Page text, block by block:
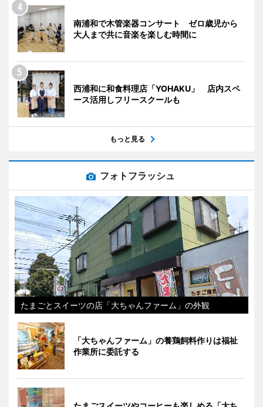
南浦和で木管楽器コンサート ゼロ歳児から
大人まで共に音楽を楽しむ時間に
西浦和に和食料理店「YOHAKU」 店内スペ
ース活用しフリースクールも
もっと見る
フォトフラッシュ
たまごとスイーツの店「大ちゃんファーム」の外観
「大ちゃんファーム」の養鶏飼料作りは福祉
作業所に委託する